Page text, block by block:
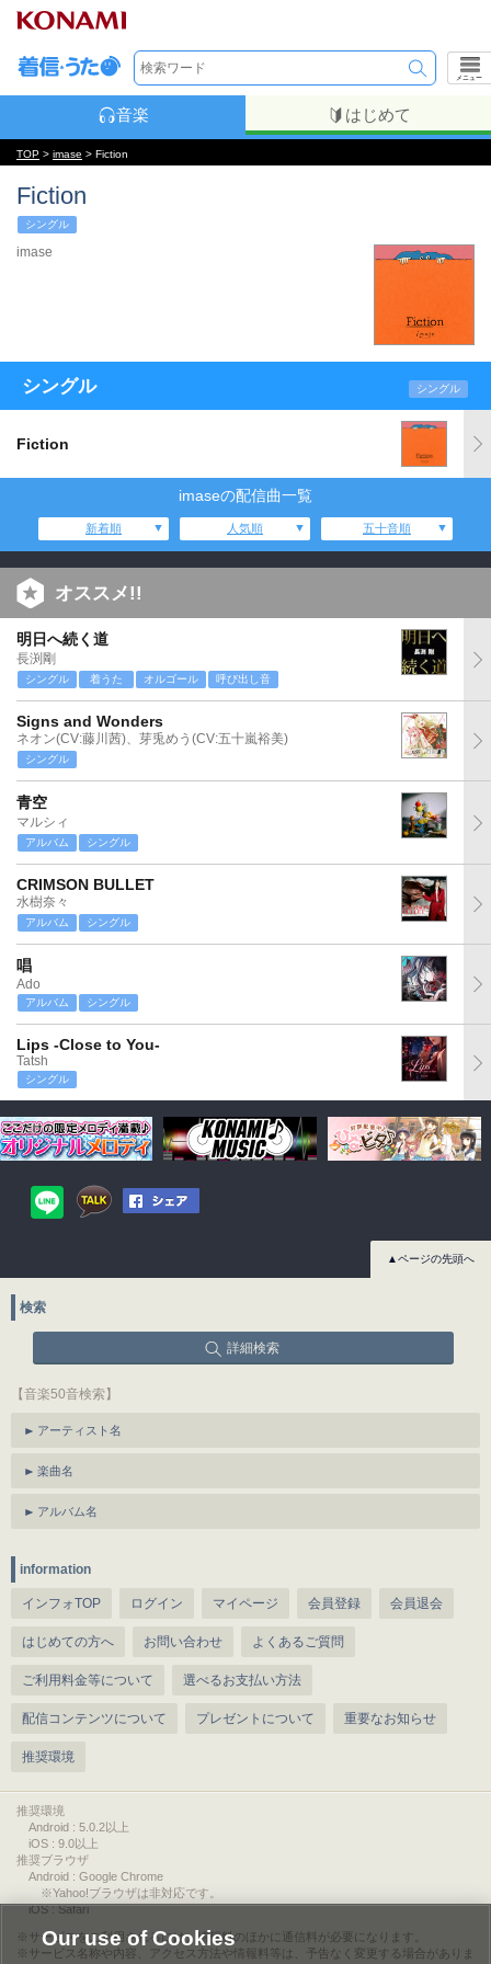
メニュー
音楽 はじめて
TOP > imase > Fiction
Fiction
シングル
imase
シングル シングル
Fiction
imaseの配信曲一覧
新着順 人気順 五十音順
オススメ!!
明日へ続く道
長渕剛
シングル 着うた オルゴール 呼び出し音
Signs and Wonders
ネオン(CV:藤川茜)、芽兎めう(CV:五十嵐裕美)
シングル
青空
マルシィ
アルバム シングル
CRIMSON BULLET
水樹奈々
アルバム シングル
唱
Ado
アルバム シングル
Lips -Close to You-
Tatsh
シングル
▲ページの先頭へ
検索
詳細検索
【音楽50音検索】
アーティスト名
楽曲名
アルバム名
information
インフォTOP ログイン マイページ 会員登録 会員退会
はじめての方へ お問い合わせ よくあるご質問
ご利用料金等について 選べるお支払い方法
配信コンテンツについて プレゼントについて 重要なお知らせ
推奨環境
推奨環境
Android : 5.0.2以上
iOS : 9.0以上
推奨ブラウザ
Android : Google Chrome
※Yahoo!ブラウザは非対応です。
iOS : Safari
サービスをご利用されるには、情報料のほかに通信料が必要になります。
サービス名称や内容、アクセス方法や情報料等は、予告なく変更する場合がありま
Our use of Cookies